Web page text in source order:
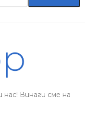
нас! Винаги сме на